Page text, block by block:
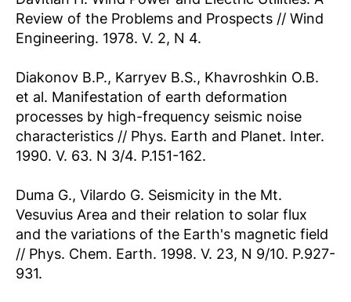
Review of the Problems and Prospects // Wind
Engineering. 1978. V. 2, N 4.
Diakonov B.P., Karryev B.S., Khavroshkin O.B.
et al. Manifestation of earth deformation
processes by high-frequency seismic noise
characteristics // Phys. Earth and Planet. Inter.
1990. V. 63. N 3/4. P.151-162.
Duma G., Vilardo G. Seismicity in the Mt.
Vesuvius Area and their relation to solar flux
and the variations of the Earth's magnetic field
// Phys. Chem. Earth. 1998. V. 23, N 9/10. P.927-
931.